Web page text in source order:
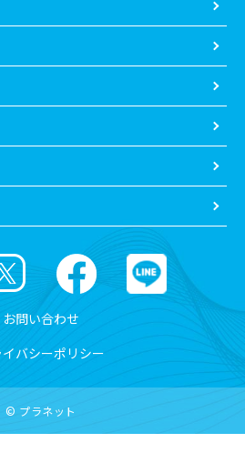
お問い合わせ
バシーポリシー
© プラネット